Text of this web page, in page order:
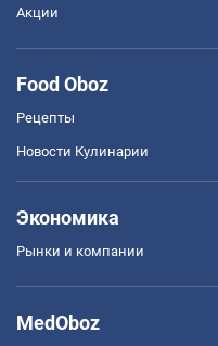
Акции
Food Oboz
Рецепты
Новости Кулинарии
Экономика
Рынки и компании
MedOboz